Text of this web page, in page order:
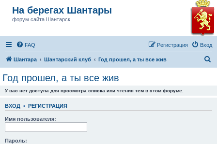
На берегах Шантары
форум сайта Шантарск
FAQ Вход
Регистрация
Шантара Шантарский клуб Год прошел, а ты все жив
Год прошел, а ты все жив
У вас нет доступа для просмотра списка или чтения тем в этом форуме.
ВХОД • РЕГИСТРАЦИЯ
Имя пользователя:
Пароль: